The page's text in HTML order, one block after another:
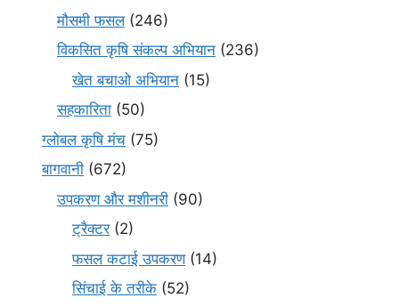
मौसमी फसल(246)
विकसित कृषि संकल्प अभियान (236)
खेत बचाओ अभियान (15)
सहकारिता (50)
ग्लोबल कृषि मंच (75)
बागवानी (672)
उपकरण और मशीनरी (90)
ट्रैक्टर(2)
फसल कटाई उपकरण(14)
सिंचाई के तरीके (52)